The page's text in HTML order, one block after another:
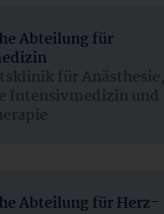
Abteilung für
für Anästhesie,
Intensivmedizin und
Abteilung für Herz-